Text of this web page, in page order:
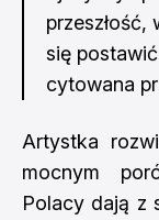
się
cytowana
Artystka
mocnym
Polacy dają z